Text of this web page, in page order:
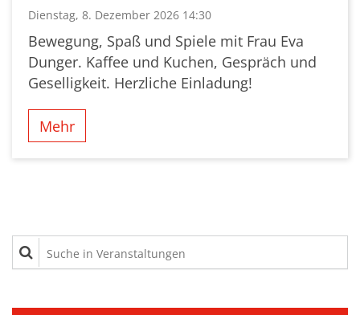
Dienstag, 8. Dezember 2026 14:30
Bewegung, Spaß und Spiele mit Frau Eva
Dunger. Kaffee und Kuchen, Gespräch und
Geselligkeit. Herzliche Einladung!
Mehr
Suche in Veranstaltungen